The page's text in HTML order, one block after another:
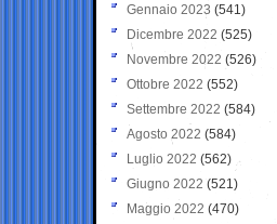
Gennaio 2023 (541)
Dicembre 2022 (525)
Novembre 2022 (526)
Ottobre 2022 (552)
Settembre 2022 (584)
Agosto 2022 (584)
Luglio 2022 (562)
Giugno 2022 (521)
Maggio 2022 (470)